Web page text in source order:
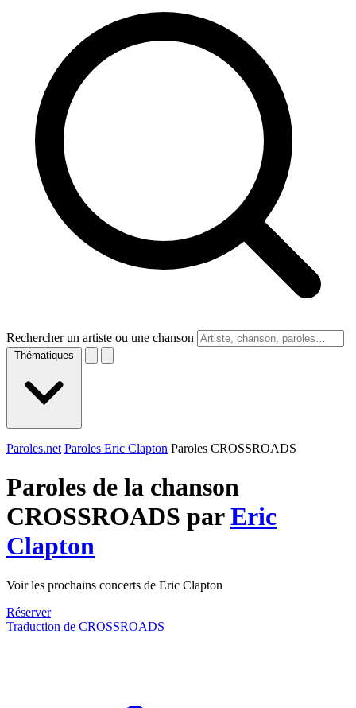
Rechercher un artiste ou une chanson
Thématiques
Paroles.net Paroles Eric Clapton Paroles CROSSROADS
Paroles de la chanson
CROSSROADS parEric
Clapton
Voir les prochains concerts de Eric Clapton
Réserver
Traduction de CROSSROADS